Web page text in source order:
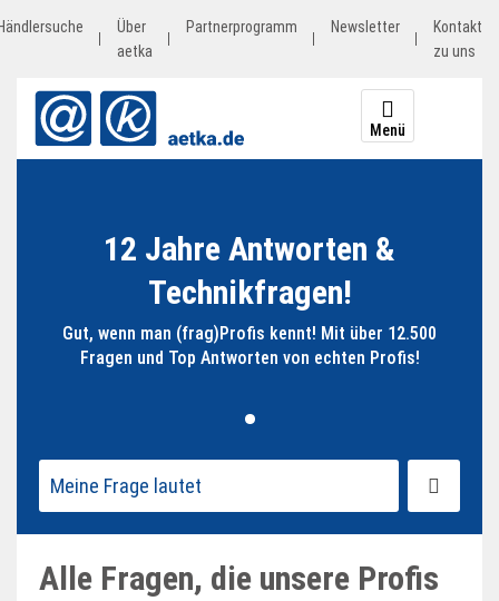
springen
Über
aetka
Partnerprogramm Newsletter
Kontakt
zu uns
Menü
Service
Blog
12 Jahre Antworten &
Technikfragen!
Gut, wenn man (frag)Profis kennt! Mit über 12.500
Fragen und Top Antworten von echten Profis!
Alle Fragen, die unsere Profis